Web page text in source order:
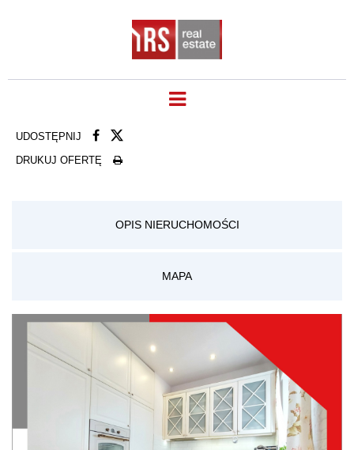
UDOSTĘPNIJ
DRUKUJ OFERTĘ
OPIS NIERUCHOMOŚCI
MAPA